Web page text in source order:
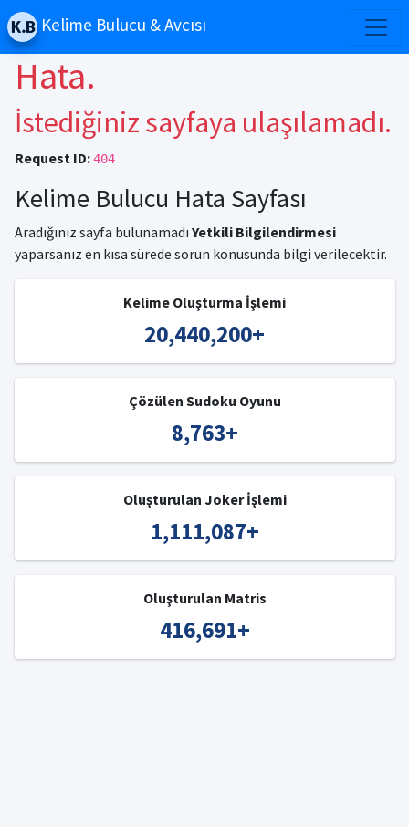
Kelime Bulucu & Avcısı
Hata.
İstediğiniz sayfaya ulaşılamadı.
Request ID: 404
Kelime Bulucu Hata Sayfası
Aradığınız sayfa bulunamadı Yetkili Bilgilendirmesi
yaparsanız en kısa sürede sorun konusunda bilgi verilecektir.
Kelime Oluşturma İşlemi
20,440,200+
Çözülen Sudoku Oyunu
8,763+
Oluşturulan Joker İşlemi
1,111,087+
Oluşturulan Matris
416,691+